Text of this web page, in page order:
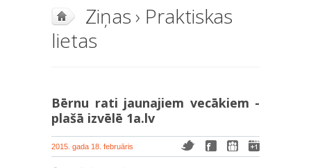
Ziņas› Praktiskas
lietas
Bērnu rati jaunajiem vecākiem -
plašā izvēlē 1a.lv
2015. gada 18. februāris